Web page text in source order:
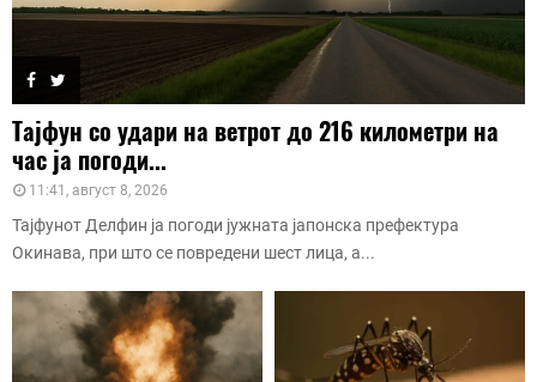
Тајфун со удари на ветрот до 216 километри на
час ја погоди...
11:41, август 8, 2026
Тајфунот Делфин ја погоди јужната јапонска префектура
Окинава, при што се повредени шест лица, а...